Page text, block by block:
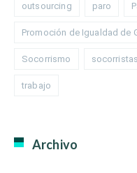
outsourcing paro
Promoción de Igualdad de
Socorrismo socorristas
trabajo
Archivo